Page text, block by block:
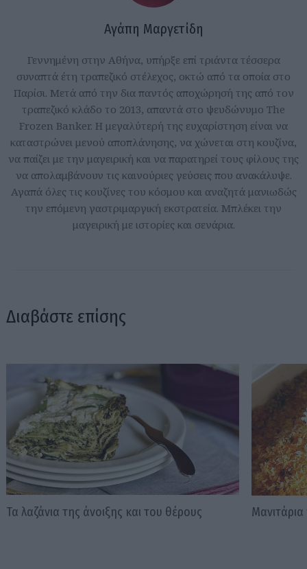
Αγάπη Μαργετίδη
Γεννημένη στην Αθήνα, υπήρξε επί τριάντα τέσσερα
συναπτά έτη τραπεζικό στέλεχος, οκτώ από τα οποία στο
Παρίσι. Μετά από την δια παντός αποχώρησή της από τον
τραπεζικό κλάδο το 2013, απαντά στο ψευδώνυμο The
Frozen Banker. Η μεγαλύτερή της ευχαρίστηση είναι να
καταστρώνει μενού αποπλάνησης, να χώνεται στη κουζίνα,
να παίζει με την μαγειρική και να παρατηρεί τους φίλους της
να απολαμβάνουν τις καινούριες γεύσεις που ανακάλυψε.
Αγαπά όλες τις κουζίνες του κόσμου και αναζητά μανιωδώς
την επόμενη γαστριμαργική εκστρατεία. Μπλέκει την
μαγειρική με ιστορίες και σενάρια.
Διαβάστε επίσης
Τα λαζάνια της άνοιξης και του θέρους